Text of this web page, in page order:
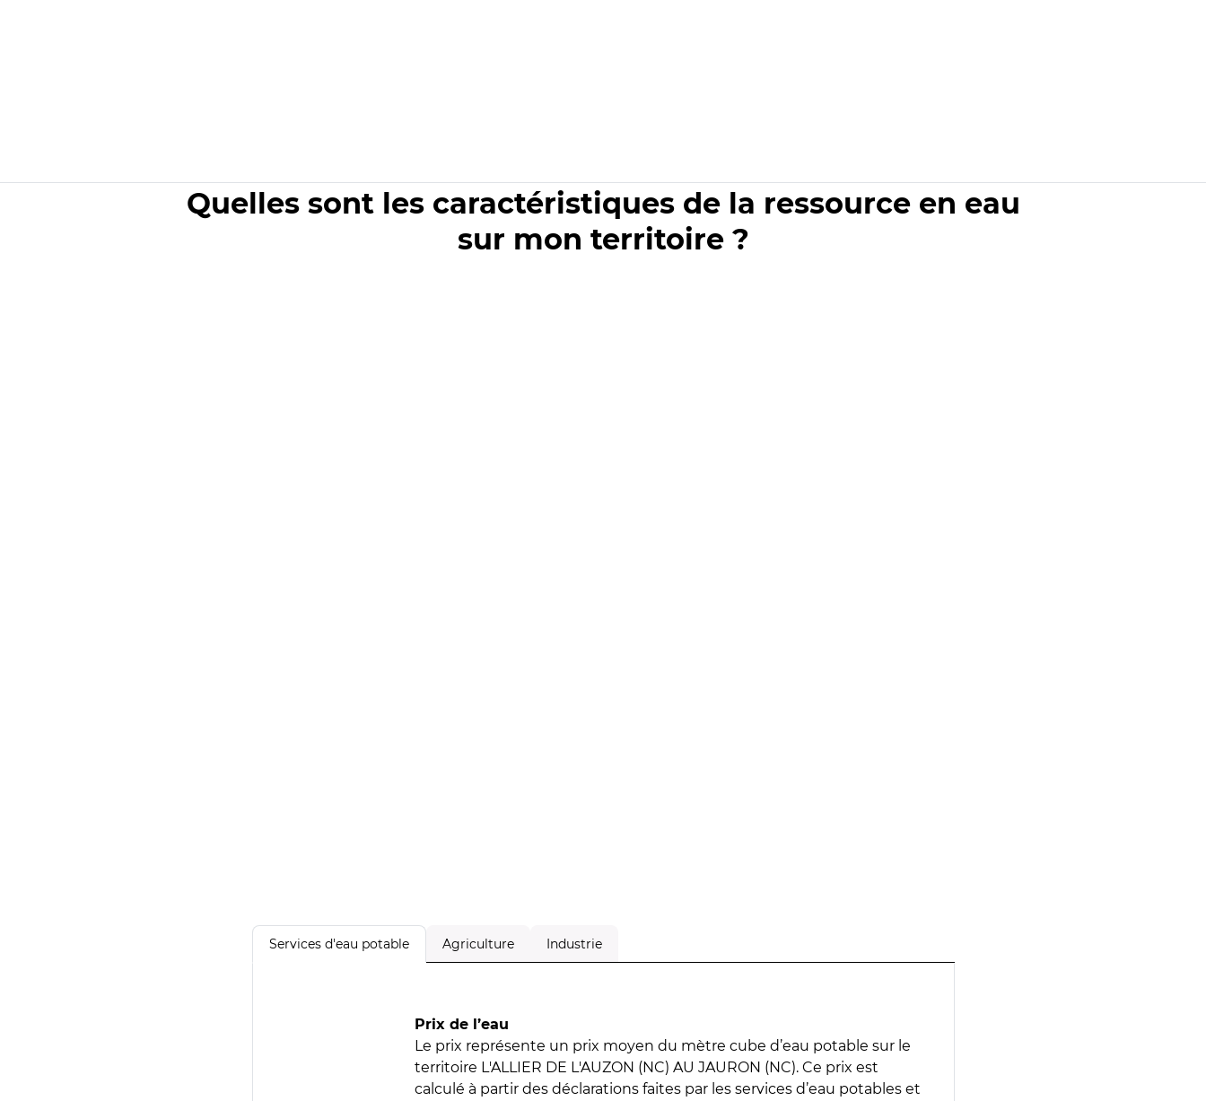
Quelles sont les caractéristiques de la ressource en eau
sur mon territoire ?
Services d'eau potable Agriculture Industrie
Prix de l’eau
Le prix représente un prix moyen du mètre cube d’eau potable sur le
territoire L'ALLIER DE L'AUZON (NC) AU JAURON (NC). Ce prix est
calculé à partir des déclarations faites par les services d’eau potables et